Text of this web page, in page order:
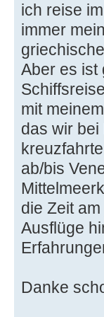
ich reise
immer
Aber es ist
mit
das wir
ab/bis
die Zeit
Ausflüge
Danke